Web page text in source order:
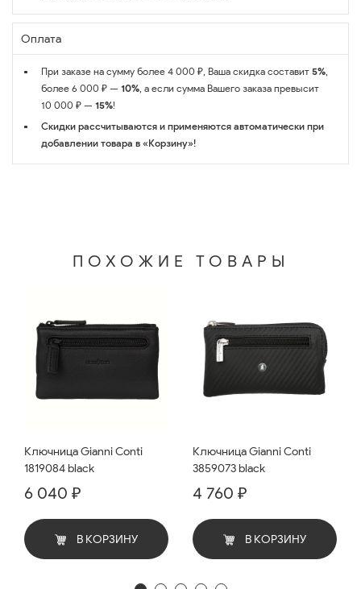
Оплата
При заказе на сумму более 4 000 ₽, Ваша скидка составит 5%,
более 6 000 ₽ — 10%, а если сумма Вашего заказа превысит
10 000 ₽ — 15%!
Скидки рассчитываются и применяются автоматически при
добавлении товара в «Корзину»!
ПОХОЖИЕ ТОВАРЫ
Ключница Gianni Conti
1819084 black
6 040 ₽
В КОРЗИНУ
Ключница Gianni Conti
3859073 black
4 760 ₽
В КОРЗИНУ